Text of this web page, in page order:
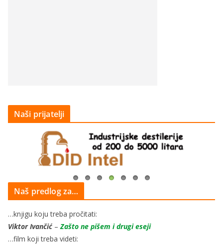
Naši prijatelji
Naš predlog za…
…knjigu koju treba pročitati:
Viktor Ivančić–Zašto ne pišem i drugi eseji
…film koji treba videti: